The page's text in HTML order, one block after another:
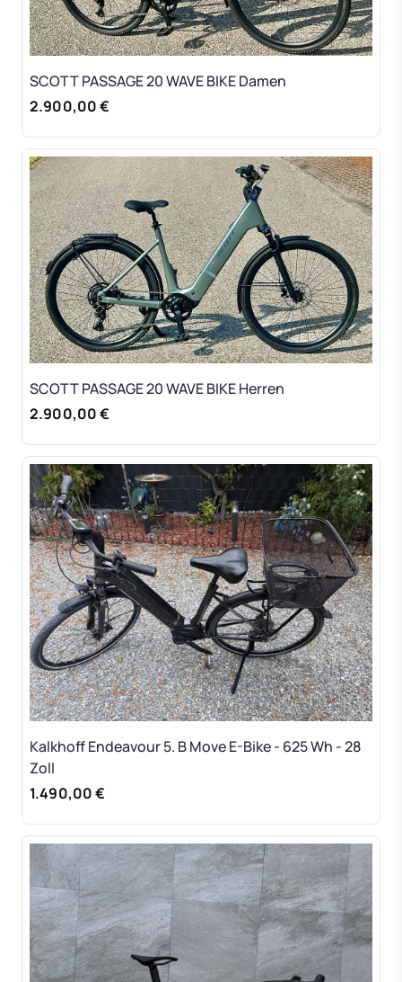
SCOTT PASSAGE 20 WAVE BIKE Damen
2.900,00 €
SCOTT PASSAGE 20 WAVE BIKE Herren
2.900,00 €
Kalkhoff Endeavour 5. B Move E-Bike - 625 Wh - 28
Zoll
1.490,00 €